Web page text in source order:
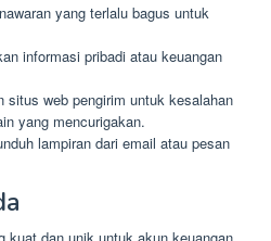
yang terlalu bagus untuk
informasi pribadi atau keuangan
situs web pengirim untuk kesalahan
yang mencurigakan.
lampiran dari email atau pesan